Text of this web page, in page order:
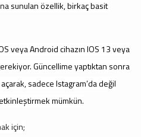
sunulan özellik, birkaç basit
veya Android cihazın IOS 13 veya
Güncellime yaptıktan sonra
sadece Istagram’da değil
mümkün.
için;